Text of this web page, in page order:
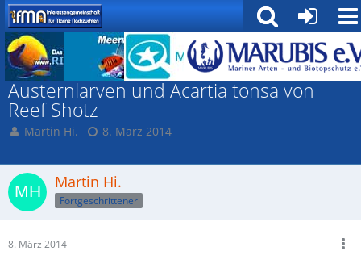
Zooplankton
Austernlarven und Acartia tonsa von
Reef Shotz
Martin Hi. 8. März 2014
Martin Hi.
Fortgeschrittener
8. März 2014